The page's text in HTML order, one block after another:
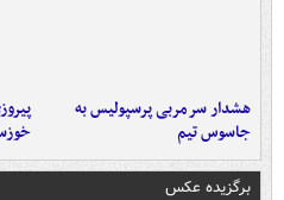
هشدار سرمربی پرسپولیس به
جاسوس تیم
برگزیده عکس